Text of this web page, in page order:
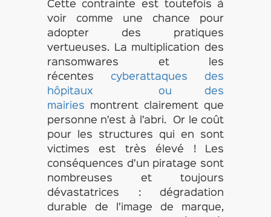
Cette contrainte est toutefois à
voir comme une chance pour
adopter des pratiques
vertueuses. La multiplication des
ransomwares et les
récentes cyberattaques des
hôpitaux ou des
mairies montrent clairement que
personne n’est à l’abri. Or le coût
pour les structures qui en sont
victimes est très élevé ! Les
conséquences d’un piratage sont
nombreuses et toujours
dévastatrices : dégradation
durable de l’image de marque,